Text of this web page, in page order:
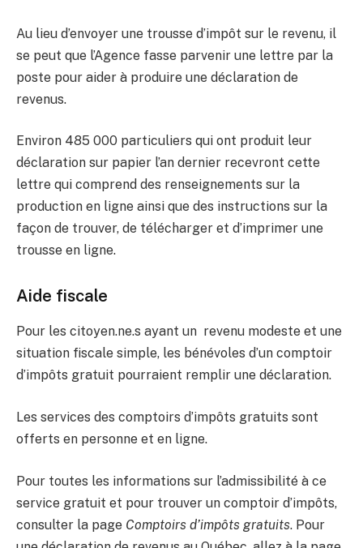
Au lieu d’envoyer une trousse d’impôt sur le revenu, il
se peut que l’Agence fasse parvenir une lettre par la
poste pour aider à produire une déclaration de
revenus.
Environ 485 000 particuliers qui ont produit leur
déclaration sur papier l’an dernier recevront cette
lettre qui comprend des renseignements sur la
production en ligne ainsi que des instructions sur la
façon de trouver, de télécharger et d’imprimer une
trousse en ligne.
Aide fiscale
Pour les citoyen.ne.s ayant un revenu modeste et une
situation fiscale simple, les bénévoles d’un comptoir
d’impôts gratuit pourraient remplir une déclaration.
Les services des comptoirs d’impôts gratuits sont
offerts en personne et en ligne.
Pour toutes les informations sur l’admissibilité à ce
service gratuit et pour trouver un comptoir d’impôts,
consulter la page Comptoirs d’impôts gratuits. Pour